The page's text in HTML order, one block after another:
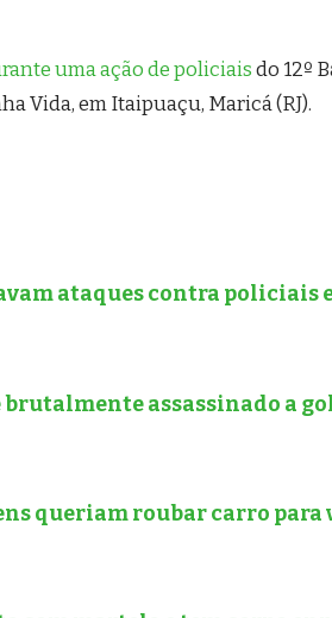
uma ação de policiais do 12º
Vida, em Itaipuaçu, Maricá (RJ).
ataques contra policiais
brutalmente assassinado a
queriam roubar carro para